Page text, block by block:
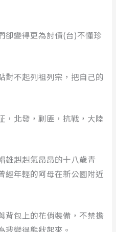
卻變得更為討債(台)不懂珍
對不起列祖列宗，把自己的
，北發，剿匪，抗戰，大陸
雄赳赳氣昂昂的十八歲青
經年輕的阿母在新公園附近
背包上的花俏裝備，不禁擔
我變得熊狀起來。